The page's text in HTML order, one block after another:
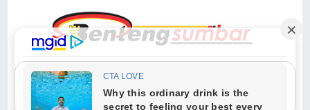
"Sesungguhnya Allah dan para malaikat-Nya berselawat untuk Nabi.
Wahai orang-orang yang beriman, berselawatlah kamu untuk Nabi dan
ucapkanlah salam dengan penuh penghormatan kepadanya." (Qs. Al
Ahzab Ayat 56)